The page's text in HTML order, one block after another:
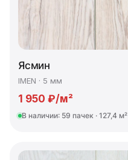
Ясмин
IMEN · 5 мм
1 950 ₽/м²
В наличии: 59 пачек · 127,4 м²